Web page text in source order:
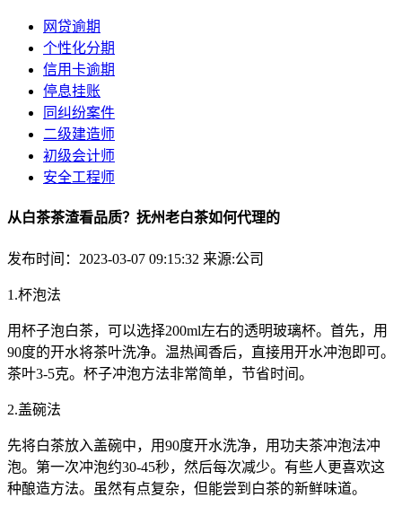
网贷逾期
个性化分期
信用卡逾期
停息挂账
同纠纷案件
二级建造师
初级会计师
安全工程师
从白茶茶渣看品质？抚州老白茶如何代理的
发布时间：2023-03-07 09:15:32 来源:公司
1.杯泡法
用杯子泡白茶，可以选择200ml左右的透明玻璃杯。首先，用
90度的开水将茶叶洗净。温热闻香后，直接用开水冲泡即可。
茶叶3-5克。杯子冲泡方法非常简单，节省时间。
2.盖碗法
先将白茶放入盖碗中，用90度开水洗净，用功夫茶冲泡法冲
泡。第一次冲泡约30-45秒，然后每次减少。有些人更喜欢这
种酿造方法。虽然有点复杂，但能尝到白茶的新鲜味道。